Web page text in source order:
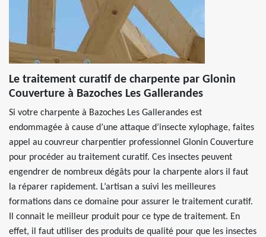
Le traitement curatif de charpente par Glonin
Couverture à Bazoches Les Gallerandes
Si votre charpente à Bazoches Les Gallerandes est
endommagée à cause d’une attaque d’insecte xylophage, faites
appel au couvreur charpentier professionnel Glonin Couverture
pour procéder au traitement curatif. Ces insectes peuvent
engendrer de nombreux dégâts pour la charpente alors il faut
la réparer rapidement. L’artisan a suivi les meilleures
formations dans ce domaine pour assurer le traitement curatif.
Il connait le meilleur produit pour ce type de traitement. En
effet, il faut utiliser des produits de qualité pour que les insectes